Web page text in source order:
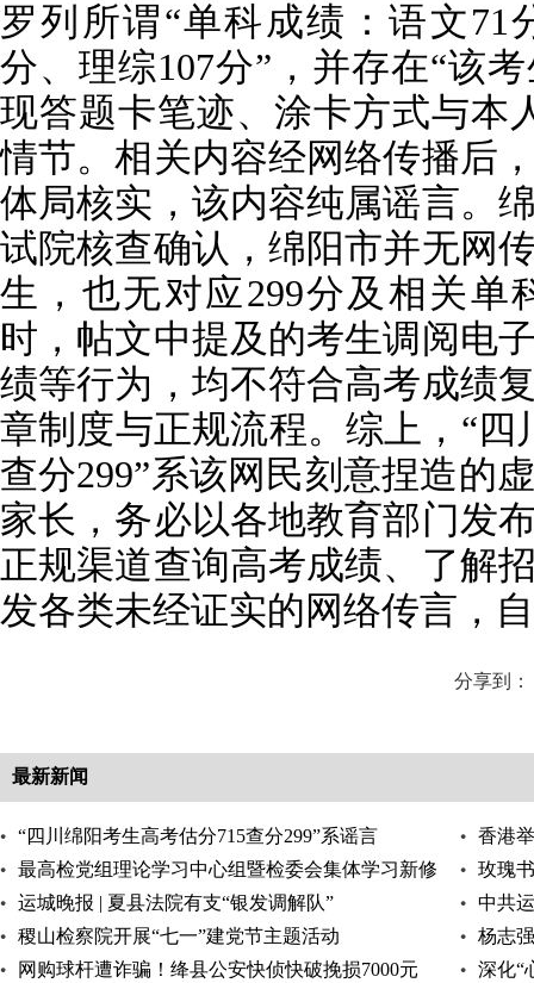
罗列所谓“单科成绩：语文71
分、理综107分”，并存在“该
现答题卡笔迹、涂卡方式与本
情节。相关内容经网络传播后
体局核实，该内容纯属谣言。
试院核查确认，绵阳市并无网
生，也无对应299分及相关单
时，帖文中提及的考生调阅电
绩等行为，均不符合高考成绩
章制度与正规流程。综上，“四
查分299”系该网民刻意捏造的
家长，务必以各地教育部门发
正规渠道查询高考成绩、了解
发各类未经证实的网络传言，
分享到：
最新新闻
“四川绵阳考生高考估分715查分299”系谣言
香港
最高检党组理论学习中心组暨检委会集体学习新修
订的监狱法
玫瑰
运城晚报 | 夏县法院有支“银发调解队”
中共
稷山检察院开展“七一”建党节主题活动
杨志
网购球杆遭诈骗！绛县公安快侦快破挽损7000元
深化“